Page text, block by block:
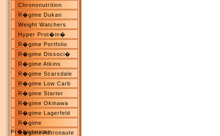
Chrononutrition
R�gime Dukan
Weight Watchers
Hyper Prot�in�
R�gime Portfolio
R�gime Dissoci�
R�gime Atkins
R�gime Scarsdale
R�gime Low Carb
R�gime Starter
R�gime Okinawa
R�gime Lagerfeld
R�gime
Pr�historique
R�gime Astronaute